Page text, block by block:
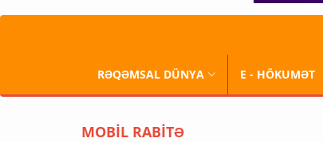
RƏQƏMSAL DÜNYA E - HÖKUMƏT
MOBİL RABİTƏ